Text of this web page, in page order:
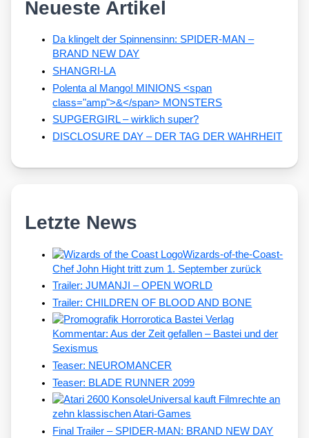
Neueste Artikel
Da klingelt der Spinnensinn: SPIDER-MAN –
BRAND NEW DAY
SHANGRI-LA
Polenta al Mango! MINIONS <span
class="amp">&</span> MONSTERS
SUPGERGIRL – wirklich super?
DISCLOSURE DAY – DER TAG DER WAHRHEIT
Letzte News
Wizards-of-the-Coast-
Chef John Hight tritt zum 1. September zurück
Trailer: JUMANJI – OPEN WORLD
Trailer: CHILDREN OF BLOOD AND BONE
Kommentar: Aus der Zeit gefallen – Bastei und der
Sexismus
Teaser: NEUROMANCER
Teaser: BLADE RUNNER 2099
Universal kauft Filmrechte an
zehn klassischen Atari-Games
Final Trailer – SPIDER-MAN: BRAND NEW DAY